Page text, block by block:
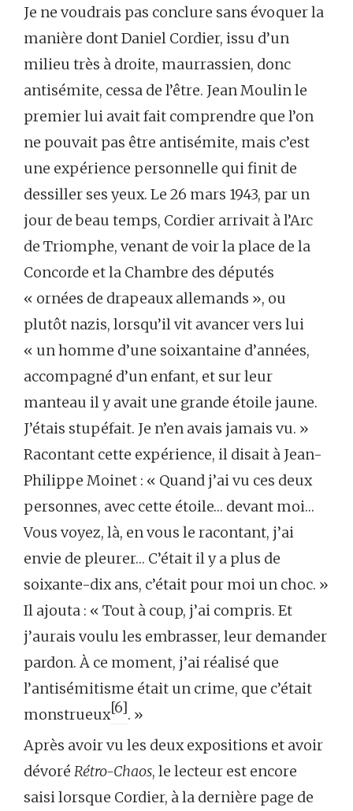
Je ne voudrais pas conclure sans évoquer la
manière dont Daniel Cordier, issu d’un
milieu très à droite, maurrassien, donc
antisémite, cessa de l’être. Jean Moulin le
premier lui avait fait comprendre que l’on
ne pouvait pas être antisémite, mais c’est
une expérience personnelle qui finit de
dessiller ses yeux. Le 26 mars 1943, par un
jour de beau temps, Cordier arrivait à l’Arc
de Triomphe, venant de voir la place de la
Concorde et la Chambre des députés
« ornées de drapeaux allemands », ou
plutôt nazis, lorsqu’il vit avancer vers lui
« un homme d’une soixantaine d’années,
accompagné d’un enfant, et sur leur
manteau il y avait une grande étoile jaune.
J’étais stupéfait. Je n’en avais jamais vu. »
Racontant cette expérience, il disait à Jean-
Philippe Moinet : « Quand j’ai vu ces deux
personnes, avec cette étoile… devant moi…
Vous voyez, là, en vous le racontant, j’ai
envie de pleurer… C’était il y a plus de
soixante-dix ans, c’était pour moi un choc. »
Il ajouta : « Tout à coup, j’ai compris. Et
j’aurais voulu les embrasser, leur demander
pardon. À ce moment, j’ai réalisé que
l’antisémitisme était un crime, que c’était
monstrueux[6]. »
Après avoir vu les deux expositions et avoir
dévoré Rétro-Chaos, le lecteur est encore
saisi lorsque Cordier, à la dernière page de